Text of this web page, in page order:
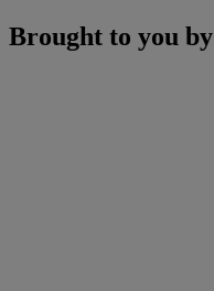
Brought to you by